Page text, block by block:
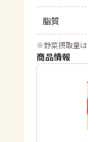
脂質
※野菜摂取量
商品情報